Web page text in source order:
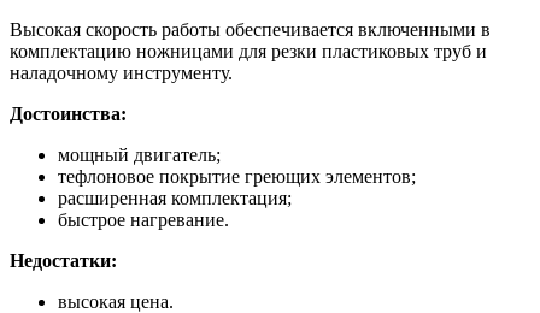
Высокая скорость работы обеспечивается включенными в
комплектацию ножницами для резки пластиковых труб и
наладочному инструменту.
Достоинства:
мощный двигатель;
тефлоновое покрытие греющих элементов;
расширенная комплектация;
быстрое нагревание.
Недостатки:
высокая цена.